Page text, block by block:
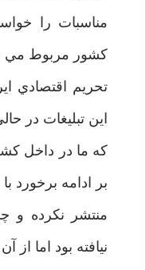
مناسبات را
كشور مربوط مي
تحريم اقتصادي
اين تبليغات در
كه ما در داخل
بر ادامه برخورد
منتشر نكرده و
نيافته بود اما